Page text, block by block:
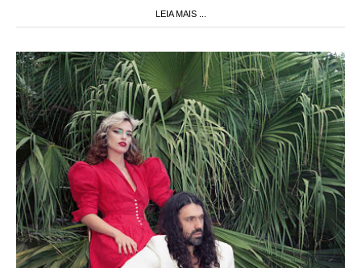
LEIA MAIS ...